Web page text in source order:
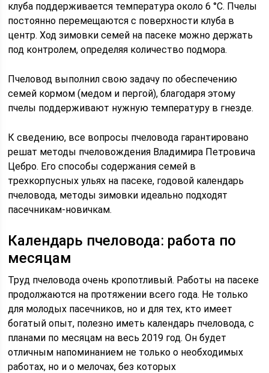
клуба поддерживается температура около 6 °C. Пчелы
постоянно перемещаются с поверхности клуба в
центр. Ход зимовки семей на пасеке можно держать
под контролем, определяя количество подмора.
Пчеловод выполнил свою задачу по обеспечению
семей кормом (медом и пергой), благодаря этому
пчелы поддерживают нужную температуру в гнезде.
К сведению, все вопросы пчеловода гарантировано
решат методы пчеловождения Владимира Петровича
Цебро. Его способы содержания семей в
трехкорпусных ульях на пасеке, годовой календарь
пчеловода, методы зимовки идеально подходят
пасечникам-новичкам.
Календарь пчеловода: работа по
месяцам
Труд пчеловода очень кропотливый. Работы на пасеке
продолжаются на протяжении всего года. Не только
для молодых пасечников, но и для тех, кто имеет
богатый опыт, полезно иметь календарь пчеловода, с
планами по месяцам на весь 2019 год. Он будет
отличным напоминанием не только о необходимых
работах, но и о мелочах, без которых